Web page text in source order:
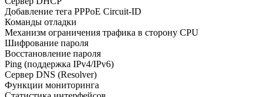
Добавление тега PPPoE Circuit-ID
Команды отладки
Механизм ограничения трафика в сторону CPU
Шифрование пароля
Восстановление пароля
Ping (поддержка IPv4/IPv6)
Сервер DNS (Resolver)
Функции мониторинга